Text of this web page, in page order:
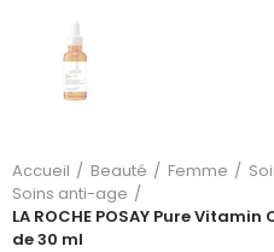
Accueil Beauté Femme
Soins anti-age
LA ROCHE POSAY Pure Vitamin
de 30 ml